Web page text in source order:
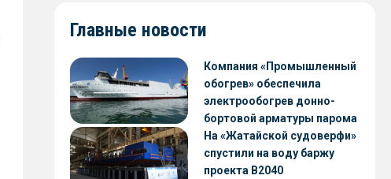
Фото: Медиапалуба
Главные новости
Компания «Промышленный
обогрев» обеспечила
электрообогрев донно-
бортовой арматуры парома
«Петропавловск» проекта
CNF22
На «Жатайской судоверфи»
спустили на воду баржу
проекта В2040